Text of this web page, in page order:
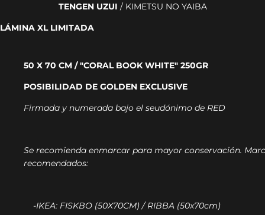
TENGEN UZUI / KIMETSU NO YAIBA
LÁMINA XL LIMITADA
50 X 70 CM / "CORAL BOOK WHITE" 250GR
POSIBILIDAD DE GOLDEN EXCLUSIVE
Firmada y numerada bajo el seudónimo de RED
Se recomienda enmarcar para mayor conservación.
recomendados:
-IKEA: FISKBO (50X70CM) / RIBBA (50x70cm)